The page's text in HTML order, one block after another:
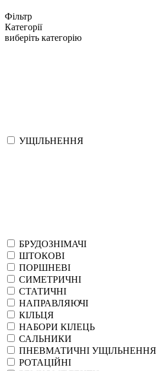
Фільтр
Категорії
виберіть категорію
УЩІЛЬНЕННЯ
БРУДОЗНІМАЧІ
ШТОКОВІ
ПОРШНЕВІ
СИМЕТРИЧНІ
СТАТИЧНІ
НАПРАВЛЯЮЧІ
КІЛЬЦЯ
НАБОРИ КІЛЕЦЬ
САЛЬНИКИ
ПНЕВМАТИЧНІ УЩІЛЬНЕННЯ
РОТАЦІЙНІ